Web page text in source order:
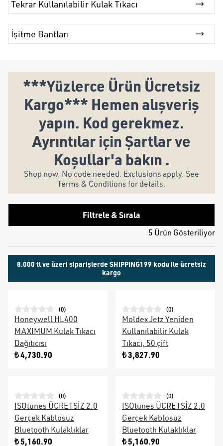
Tekrar Kullanılabilir Kulak Tıkacı
İşitme Bantları
***Yüzlerce Ürün Ücretsiz
Kargo*** Hemen alışveriş
yapın. Kod gerekmez.
Ayrıntılar için Şartlar ve
Koşullar'a bakın .
Shop now. No code needed. Exclusions apply. See
Terms & Conditions for details.
Filtrele & Sırala
5 Ürün Gösteriliyor
8.000 tl ve üzeri siparişlerde SHIPPING199 kodu ile ücretsiz
kargo
(0)
Honeywell HL400
MAXIMUM Kulak Tıkacı
Dağıtıcısı
₺ 4,730.90
(0)
Moldex Jetz Yeniden
Kullanılabilir Kulak
Tıkacı, 50 çift
₺ 3,827.90
(0)
ISOtunes ÜCRETSİZ 2.0
Gerçek Kablosuz
Bluetooth Kulaklıklar
₺ 5,160.90
(0)
ISOtunes ÜCRETSİZ 2.0
Gerçek Kablosuz
Bluetooth Kulaklıklar
₺ 5,160.90